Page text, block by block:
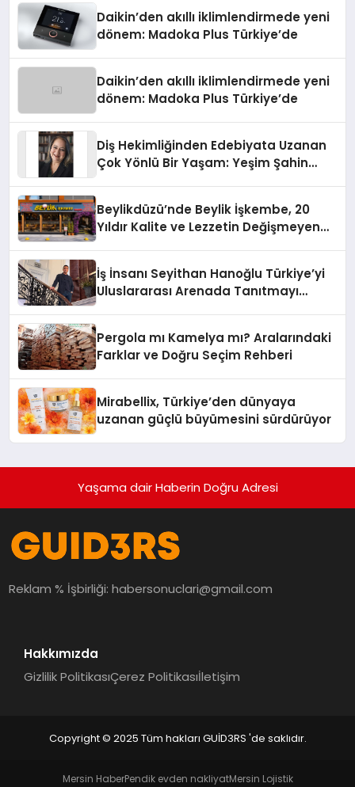
Daikin’den akıllı iklimlendirmede yeni
dönem: Madoka Plus Türkiye’de
Daikin’den akıllı iklimlendirmede yeni
dönem: Madoka Plus Türkiye’de
Diş Hekimliğinden Edebiyata Uzanan
Çok Yönlü Bir Yaşam: Yeşim Şahin
Beylikdüzü’nde Beylik İşkembe, 20
Yıldır Kalite ve Lezzetin Değişmeyen
İş İnsanı Seyithan Hanoğlu Türkiye’yi
Uluslararası Arenada Tanıtmayı
Pergola mı Kamelya mı? Aralarındaki
Farklar ve Doğru Seçim Rehberi
Mirabellix, Türkiye’den dünyaya
uzanan güçlü büyümesini sürdürüyor
Yaşama dair Haberin Doğru Adresi
Reklam % İşbirliği:habersonuclari@gmail.com
Hakkımızda
Gizlilik PolitikasıÇerez Politikasıİletişim
Copyright © 2025 Tüm hakları GUİD3RS 'de saklıdır.
Mersin HaberPendik evden nakliyatMersin Lojistik